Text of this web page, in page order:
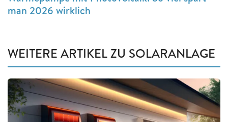
man 2026 wirklich
WEITERE ARTIKEL ZU SOLARANLAGE